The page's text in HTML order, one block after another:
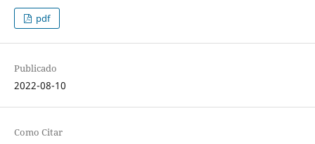
pdf
Publicado
2022-08-10
Como Citar